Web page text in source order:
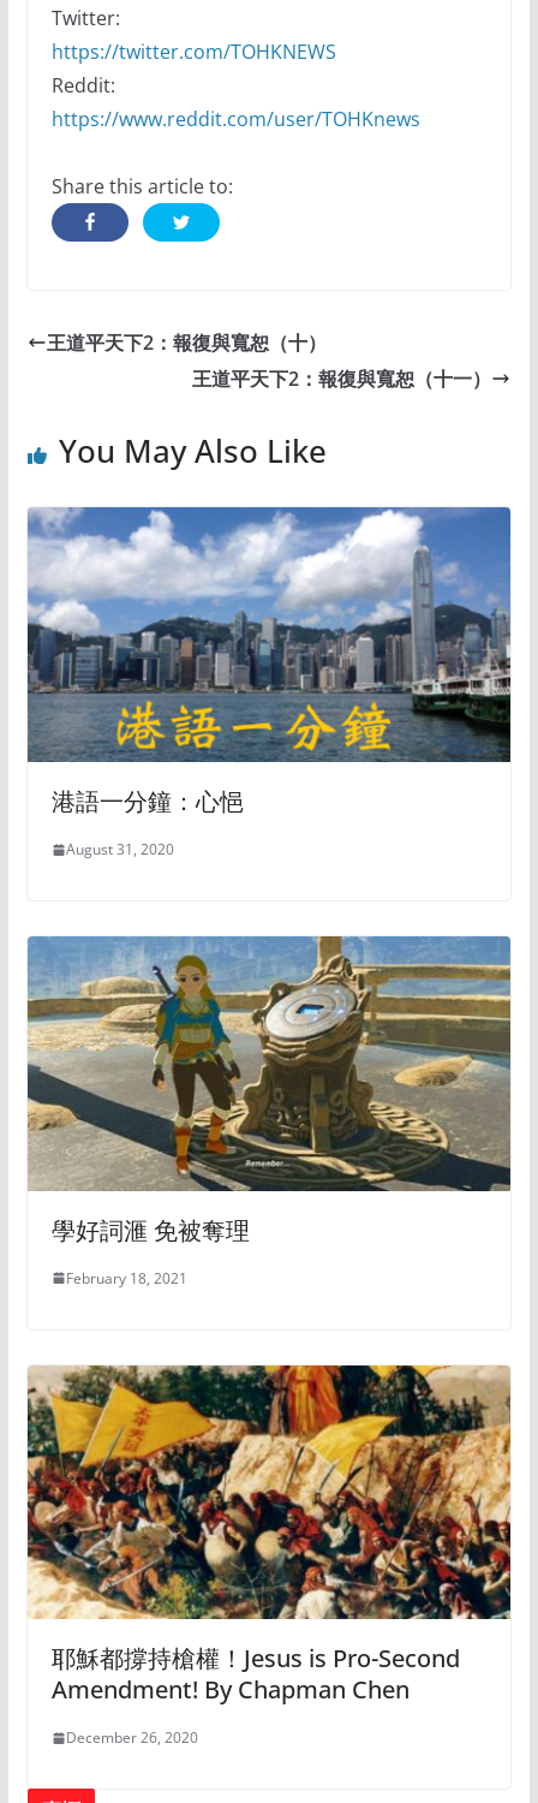
Twitter:
https://twitter.com/TOHKNEWS
Reddit:
https://www.reddit.com/user/TOHKnews
Share this article to:
王道平天下2：報復與寬恕（十）
王道平天下2：報復與寬恕（十一）
You May Also Like
港語一分鐘：心悒
August 31, 2020
學好詞滙 免被奪理
February 18, 2021
耶穌都撐持槍權！Jesus is Pro-Second
Amendment! By Chapman Chen
December 26, 2020